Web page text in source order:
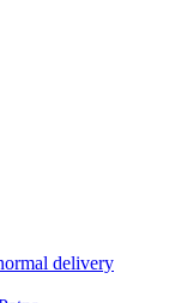
delivery